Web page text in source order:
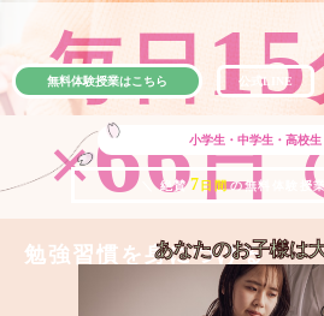
毎日15
×66日
勉強習慣を身につける
小学生・中学生・高校生
＼ 絶賛 7 日間の無料体験授
無料体験授業はこちら 公式LINE
あなたのお子様は